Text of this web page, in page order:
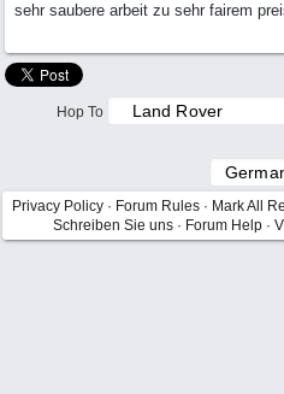
sehr saubere arbeit zu sehr fairem
Hop To
Privacy Policy · Forum Rules · Mark All
Schreiben Sie uns · Forum Help ·